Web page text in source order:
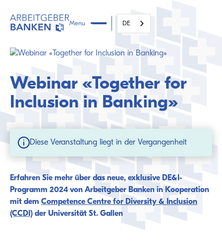
Menu DE
Webinar «Together for
Inclusion in Banking»
Diese Veranstaltung liegt in der Vergangenheit
Erfahren Sie mehr über das neue, exklusive DE&I-
Programm 2024 von Arbeitgeber Banken in Kooperation
mit dem Competence Centre for Diversity & Inclusion
(CCDI) der Universität St. Gallen